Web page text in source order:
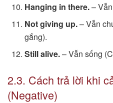
Hanging in there.–
Not giving up.– Vẫn
gắng).
Still alive.– Vẫn sống
2.3. Cách trả lời khi
(Negative)